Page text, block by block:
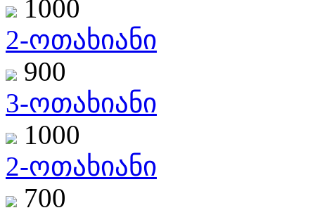
1000
2-ოთახიანი
900
3-ოთახიანი
1000
2-ოთახიანი
700